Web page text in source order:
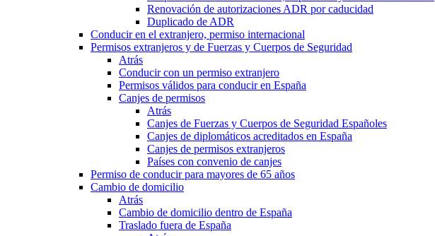
Renovación de autorizaciones ADR por caducidad
Duplicado de ADR
Conducir en el extranjero, permiso internacional
Permisos extranjeros y de Fuerzas y Cuerpos de Seguridad
Atrás
Conducir con un permiso extranjero
Permisos válidos para conducir en España
Canjes de permisos
Atrás
Canjes de Fuerzas y Cuerpos de Seguridad Españoles
Canjes de diplomáticos acreditados en España
Canjes de permisos extranjeros
Países con convenio de canjes
Permiso de conducir para mayores de 65 años
Cambio de domicilio
Atrás
Cambio de domicilio dentro de España
Traslado fuera de España